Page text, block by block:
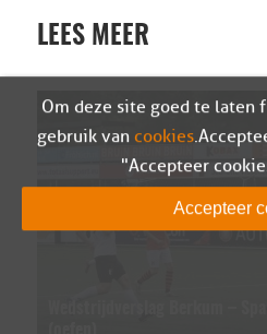
LEES MEER
Om deze site goed te laten
gebruik van cookies.
"Accepteer
Accepteer